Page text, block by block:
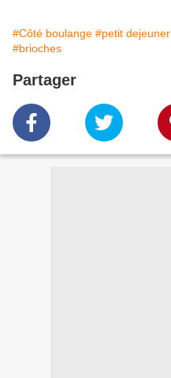
#Côté boulange #petit dejeuner
#brioches
Partager